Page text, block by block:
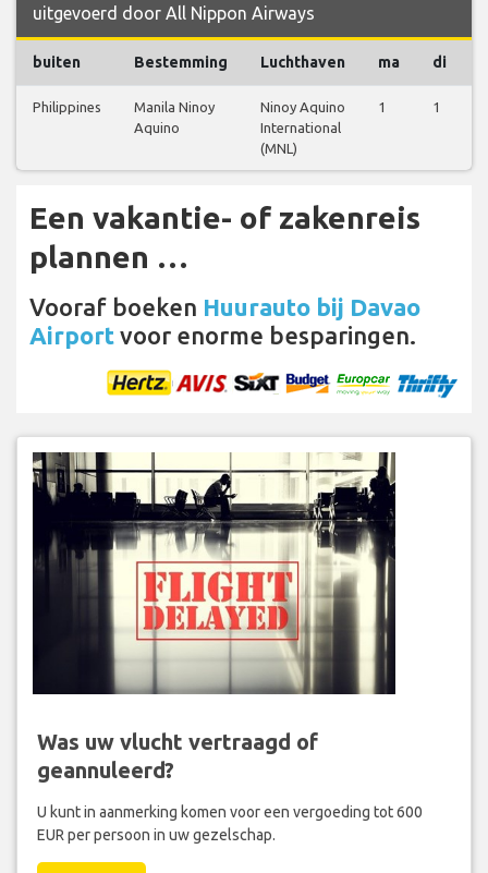
uitgevoerd door All Nippon Airways
buiten Bestemming Luchthaven ma di
Philippines
Manila Ninoy
Aquino
Ninoy Aquino
International
(MNL)
1 1
Een vakantie- of zakenreis
plannen …
Vooraf boeken Huurauto bij Davao
Airport voor enorme besparingen.
Was uw vlucht vertraagd of
geannuleerd?
U kunt in aanmerking komen voor een vergoeding tot 600
EUR per persoon in uw gezelschap.